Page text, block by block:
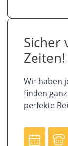
Sicher
Zeiten!
Wir haben
finden
perfekte